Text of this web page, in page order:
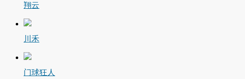
翔云
川禾
门球狂人